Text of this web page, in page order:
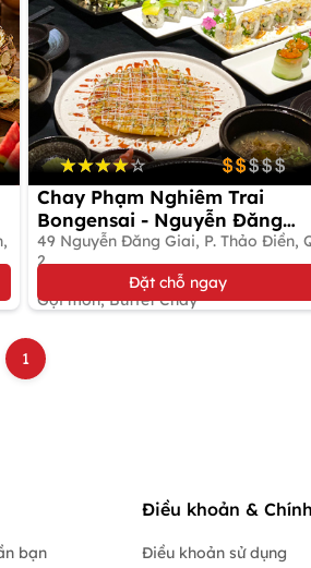
Chay Phạm Nghiêm Trai
Bongensai - Nguyễn Đăng
Giai
49 Nguyễn Đăng Giai, P. Thảo Điền,
2
Gọi món, Buffet Chay
Đặt chỗ ngay
1
bạn
Điều khoản &
Điều khoản sử dụng